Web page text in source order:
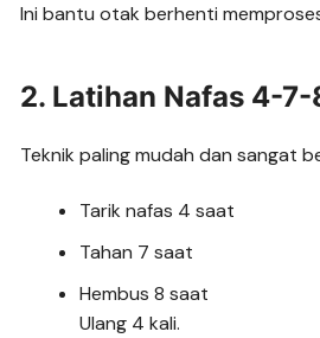
Ini bantu otak berhenti
2. Latihan Nafas 4-7-
Teknik paling mudah dan sangat
Tarik nafas 4 saat
Tahan 7 saat
Hembus 8 saat
Ulang 4 kali.